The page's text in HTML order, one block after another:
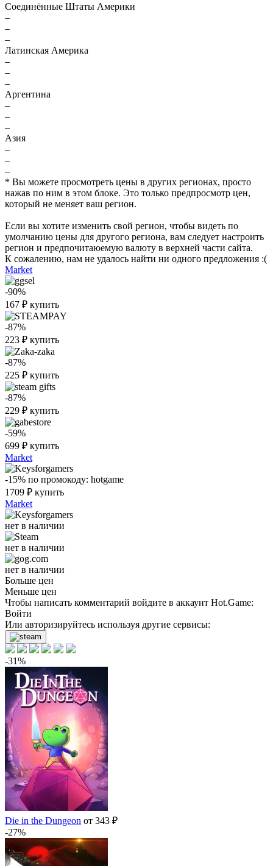
Соединённые Штаты Америки
–
–
–
Латинская Америка
–
–
–
Аргентина
–
–
–
Азия
–
–
–
* Вы можете просмотреть цены в других регионах, просто
нажав по ним в этом блоке. Это только предпросмотр цен,
который не меняет ваш регион.
Если вы хотите изменить свой регион, чтобы видеть по
умолчанию цены для другого региона, вам следует настроить
регион и предпочитаюемую валюту в верхней части сайта.
К сожалению, нам не удалось найти ни одного предложения :(
Market
-90%
167 ₽ купить
-87%
223 ₽ купить
-87%
225 ₽ купить
-87%
229 ₽ купить
-59%
699 ₽ купить
Market
-15% по промокоду: hotgame
1709 ₽ купить
Market
нет в наличии
нет в наличии
нет в наличии
Больше цен
Меньше цен
Чтобы написать комментарий войдите в аккаунт Hot.Game:
Войти
Или авторизируйтесь используя другие сервисы:
-31%
Die in the Dungeon от 343 ₽
-27%